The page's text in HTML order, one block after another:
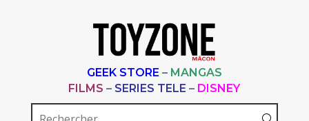
GEEK STORE – MANGAS
FILMS – SERIES TELE – DISNEY